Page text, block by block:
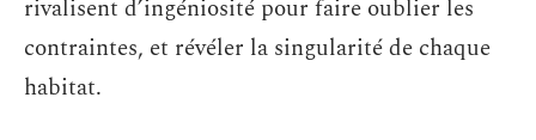
rivalisent d’ingéniosité pour faire oublier les
contraintes, et révéler la singularité de chaque
habitat.